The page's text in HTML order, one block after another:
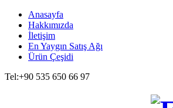
Anasayfa
Hakkımızda
İletişim
En Yaygın Satış Ağı
Ürün Çeşidi
Tel:+90 535 650 66 97